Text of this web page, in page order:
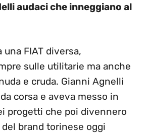
audaci che inneggiano al
una FIAT diversa,
sulle utilitarie ma anche
e cruda. Gianni Agnelli
corsa e aveva messo in
progetti che poi divennero
brand torinese oggi